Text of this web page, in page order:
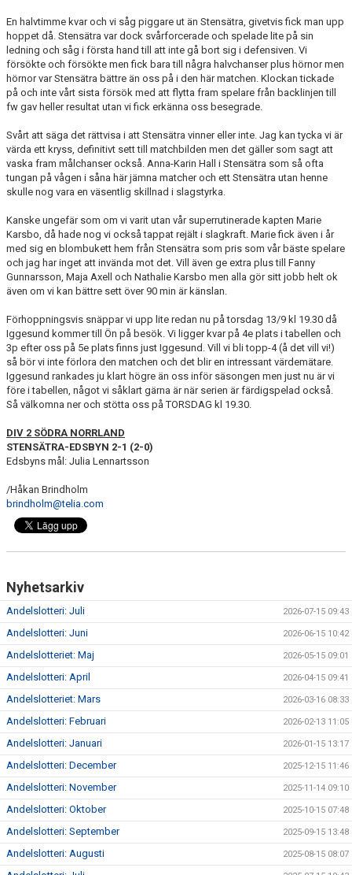
En halvtimme kvar och vi såg piggare ut än Stensätra, givetvis fick man upp
hoppet då. Stensätra var dock svårforcerade och spelade lite på sin
ledning och såg i första hand till att inte gå bort sig i defensiven. Vi
försökte och försökte men fick bara till några halvchanser plus hörnor men
hörnor var Stensätra bättre än oss på i den här matchen. Klockan tickade
på och inte vårt sista försök med att flytta fram spelare från backlinjen till
fw gav heller resultat utan vi fick erkänna oss besegrade.
Svårt att säga det rättvisa i att Stensätra vinner eller inte. Jag kan tycka vi är
värda ett kryss, definitivt sett till matchbilden men det gäller som sagt att
vaska fram målchanser också. Anna-Karin Hall i Stensätra som så ofta
tungan på vågen i såna här jämna matcher och ett Stensätra utan henne
skulle nog vara en väsentlig skillnad i slagstyrka.
Kanske ungefär som om vi varit utan vår superrutinerade kapten Marie
Karsbo, då hade nog vi också tappat rejält i slagkraft. Marie fick även i år
med sig en blombukett hem från Stensätra som pris som vår bäste spelare
och jag har inget att invända mot det. Vill även ge extra plus till Fanny
Gunnarsson, Maja Axell och Nathalie Karsbo men alla gör sitt jobb helt ok
även om vi kan bättre sett över 90 min är känslan.
Förhoppningsvis snäppar vi upp lite redan nu på torsdag 13/9 kl 19.30 då
Iggesund kommer till Ön på besök. Vi ligger kvar på 4e plats i tabellen och
3p efter oss på 5e plats finns just Iggesund. Vill vi bli topp-4 (å det vill vi!)
så bör vi inte förlora den matchen och det blir en intressant värdemätare.
Iggesund rankades ju klart högre än oss inför säsongen men just nu är vi
före i tabellen, något vi såklart gärna är när serien är färdigspelad också.
Så välkomna ner och stötta oss på TORSDAG kl 19.30.
DIV 2 SÖDRA NORRLAND
STENSÄTRA-EDSBYN 2-1 (2-0)
Edsbyns mål: Julia Lennartsson
/Håkan Brindholm
brindholm@telia.com
Nyhetsarkiv
Andelslotteri: Juli 2026-07-15 09:43
Andelslotteri: Juni 2026-06-15 10:42
Andelslotteriet: Maj 2026-05-15 09:01
Andelslotteri: April 2026-04-15 09:41
Andelslotteriet: Mars 2026-03-16 08:33
Andelslotteri: Februari 2026-02-13 11:05
Andelslotteri: Januari 2026-01-15 13:17
Andelslotteri: December 2025-12-15 11:46
Andelslotteri: November 2025-11-14 09:10
Andelslotteri: Oktober 2025-10-15 07:48
Andelslotteri: September 2025-09-15 13:48
Andelslotteri: Augusti 2025-08-15 08:07